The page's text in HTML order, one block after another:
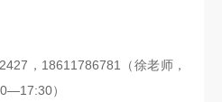
，18611786781（徐老师，
）